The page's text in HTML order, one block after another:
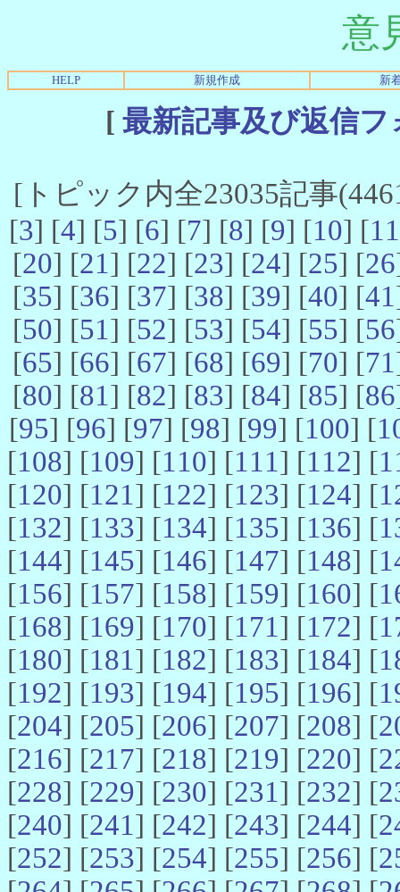
意
HELP 新規作成 新
[ 最新記事及び返信
[トピック内全23035記事
[3] [4] [5] [6] [7] [8] [9] [10] [11
[20] [21] [22] [23] [24] [25] [26
[35] [36] [37] [38] [39] [40] [41
[50] [51] [52] [53] [54] [55] [56
[65] [66] [67] [68] [69] [70] [71
[80] [81] [82] [83] [84] [85] [86
[95] [96] [97] [98] [99] [100] [
[108] [109] [110] [111] [112] [
[120] [121] [122] [123] [124] [
[132] [133] [134] [135] [136] [
[144] [145] [146] [147] [148] [
[156] [157] [158] [159] [160] [
[168] [169] [170] [171] [172] [
[180] [181] [182] [183] [184] [
[192] [193] [194] [195] [196] [
[204] [205] [206] [207] [208] [
[216] [217] [218] [219] [220] [
[228] [229] [230] [231] [232] [
[240] [241] [242] [243] [244] [
[252] [253] [254] [255] [256] [